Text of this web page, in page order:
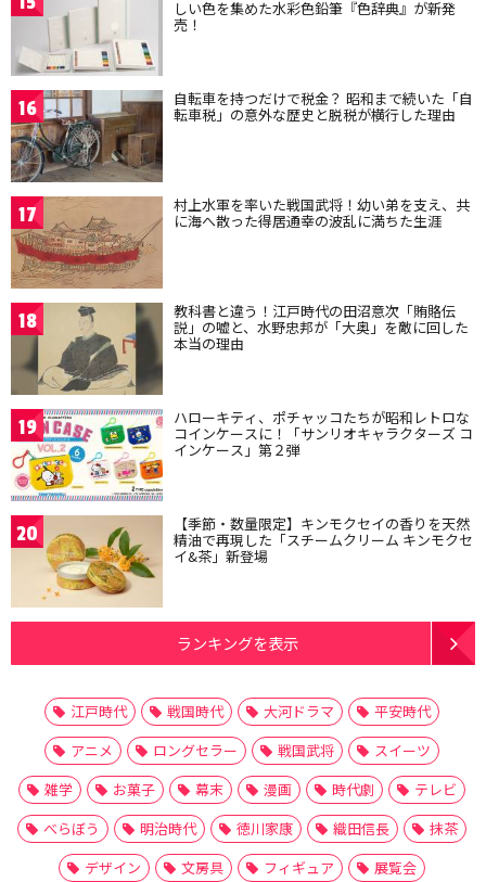
しい色を集めた水彩色鉛筆『色辞典』が新発
売！
16 自転車を持つだけで税金？ 昭和まで続いた「自
転車税」の意外な歴史と脱税が横行した理由
17 村上水軍を率いた戦国武将！幼い弟を支え、共
に海へ散った得居通幸の波乱に満ちた生涯
18 教科書と違う！江戸時代の田沼意次「賄賂伝
説」の嘘と、水野忠邦が「大奥」を敵に回した
本当の理由
19 ハローキティ、ポチャッコたちが昭和レトロな
コインケースに！「サンリオキャラクターズ コ
インケース」第２弾
20 【季節・数量限定】キンモクセイの香りを天然
精油で再現した「スチームクリーム キンモクセ
イ&茶」新登場
ランキングを表示
江戸時代 戦国時代 大河ドラマ
平安時代
アニメ
ロングセラー 戦国武将
スイーツ
雑学
お菓子 幕末 漫画 時代劇
テレビ
べらぼう
明治時代 徳川家康 織田信長
抹茶
デザイン
文房具 フィギュア
展覧会